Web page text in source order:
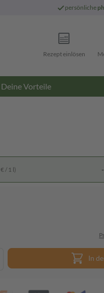
persönliche
Rezept einlösen
Deine Vorteile
/ 1 l)
In